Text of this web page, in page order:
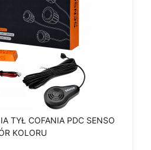
TYŁ COFANIA PDC SENSO
KOLORU